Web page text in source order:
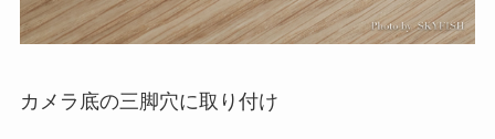
カメラ底の三脚穴に取り付け